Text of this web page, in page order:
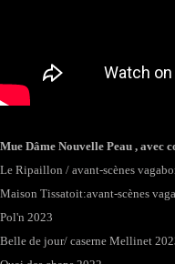
Mue Dâme Nouvelle Peau , avec
Le Ripaillon / avant-scènes
Maison Tissatoit:avant-scènes
Pol'n 2023
Belle de jour/ caserne Mellinet